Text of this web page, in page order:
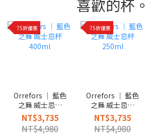
喜歡的杯。
75折優惠
Orrefors │ 藍色
之舞 威士忌杯
400ml
NT$3,735
NT$4,980
75折優惠
Orrefors │ 藍色
之舞 威士忌杯
250ml
NT$3,735
NT$4,980